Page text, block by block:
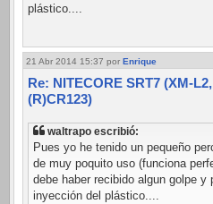
plástico....
21 Abr 2014 15:37 por Enrique
Re: NITECORE SRT7 (XM-
(R)CR123)
waltrapo escribió:
Pues yo he tenido un pequeño
de muy poquito uso (funciona
debe haber recibido algun golpe y
inyección del plástico....